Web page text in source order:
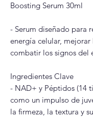
Boosting Serum 30ml
- Serum diseñado para
energía celular,
combatir los signos del
Ingredientes Clave
- NAD+ y Péptidos (14
como un impulso de
la firmeza, la textura y